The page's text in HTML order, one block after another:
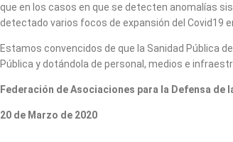
que en los casos en que se detecten anomalías
detectado varios focos de expansión del Covid19
Estamos convencidos de que la Sanidad Pública
Pública y dotándola de personal, medios e
Federación de Asociaciones para la Defensa de
20 de Marzo de 2020